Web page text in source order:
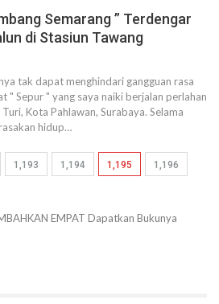
Semarang ” Terdengar
di Stasiun Tawang
tak dapat menghindari gangguan rasa
" Sepur " yang saya naiki berjalan perlahan
Kota Pahlawan, Surabaya. Selama
hidup…
1,193 1,194 1,195 1,196
EMPAT Dapatkan Bukunya